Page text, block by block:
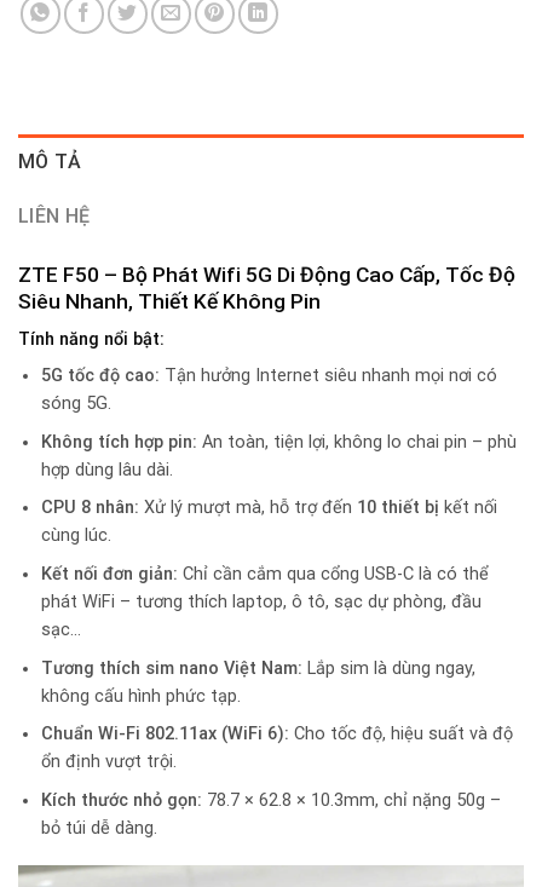
MÔ TẢ
LIÊN HỆ
ZTE F50 – Bộ Phát Wifi 5G Di Động Cao Cấp, Tốc Độ
Siêu Nhanh, Thiết Kế Không Pin
Tính năng nổi bật:
5G tốc độ cao: Tận hưởng Internet siêu nhanh mọi nơi có
sóng 5G.
Không tích hợp pin: An toàn, tiện lợi, không lo chai pin – phù
hợp dùng lâu dài.
CPU 8 nhân: Xử lý mượt mà, hỗ trợ đến 10 thiết bị kết nối
cùng lúc.
Kết nối đơn giản: Chỉ cần cắm qua cổng USB-C là có thể
phát WiFi – tương thích laptop, ô tô, sạc dự phòng, đầu
sạc…
Tương thích sim nano Việt Nam: Lắp sim là dùng ngay,
không cấu hình phức tạp.
Chuẩn Wi-Fi 802.11ax (WiFi 6): Cho tốc độ, hiệu suất và độ
ổn định vượt trội.
Kích thước nhỏ gọn: 78.7 × 62.8 × 10.3mm, chỉ nặng 50g –
bỏ túi dễ dàng.